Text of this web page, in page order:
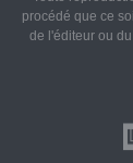
procédé que ce
de l'éditeur ou